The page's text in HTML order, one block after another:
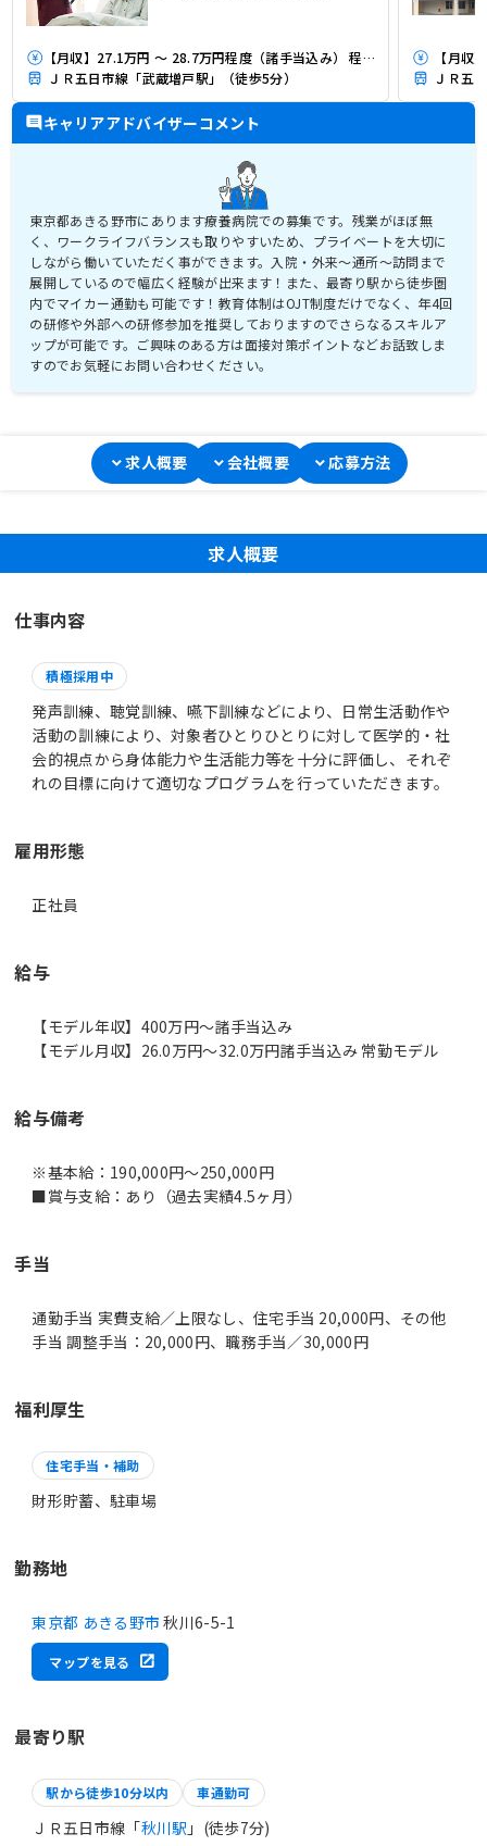
【月収】27.1万円 ～ 28.7万円程度（諸手当込み） 程度 諸手当込み
ＪＲ五日市線「武蔵増戸駅」（徒歩5分）
【月収
ＪＲ五
キャリアアドバイザーコメント
東京都あきる野市にあります療養病院での募集です。残業がほぼ無
く、ワークライフバランスも取りやすいため、プライベートを大切に
しながら働いていただく事ができます。入院・外来～通所～訪問まで
展開しているので幅広く経験が出来ます！また、最寄り駅から徒歩圏
内でマイカー通勤も可能です！教育体制はOJT制度だけでなく、年4回
の研修や外部への研修参加を推奨しておりますのでさらなるスキルア
ップが可能です。ご興味のある方は面接対策ポイントなどお話致しま
すのでお気軽にお問い合わせください。
求人概要 会社概要 応募方法
求人概要
仕事内容
積極採用中
発声訓練、聴覚訓練、嚥下訓練などにより、日常生活動作や
活動の訓練により、対象者ひとりひとりに対して医学的・社
会的視点から身体能力や生活能力等を十分に評価し、それぞ
れの目標に向けて適切なプログラムを行っていただきます。
雇用形態
正社員
給与
【モデル年収】400万円〜諸手当込み
【モデル月収】26.0万円〜32.0万円諸手当込み 常勤モデル
給与備考
※基本給：190,000円～250,000円
■賞与支給：あり（過去実績4.5ヶ月）
手当
通勤手当 実費支給／上限なし、住宅手当 20,000円、その他
手当 調整手当：20,000円、職務手当／30,000円
福利厚生
住宅手当・補助
財形貯蓄、駐車場
勤務地
東京都 あきる野市 秋川6-5-1
マップを見る
最寄り駅
駅から徒歩10分以内 車通勤可
ＪＲ五日市線「秋川駅 」(徒歩7分)